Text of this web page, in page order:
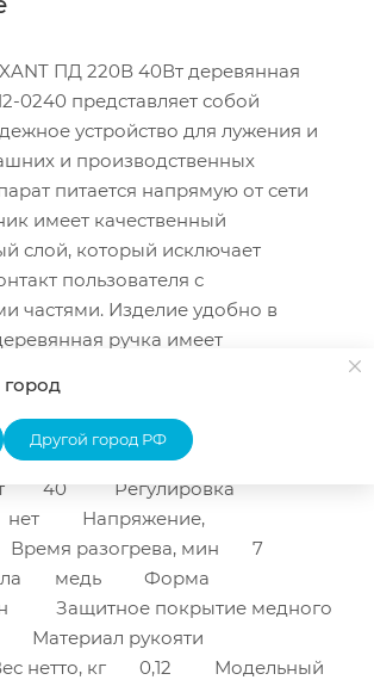
ПД 220В 40Вт деревянная
0240 представляет собой
устройство для лужения и
и производственных
питается напрямую от сети
имеет качественный
слой, который исключает
пользователя с
частями. Изделие удобно в
ручка имеет
Технические
REXANT ПД 220В 40Вт дерев./
12-0240 Тип паяльник
Вт 40 Регулировка
Напряжение,
разогрева, мин 7
медь Форма
покрытие медного
рукояти
нетто, кг 0,12 Модельный
город
Другой город РФ